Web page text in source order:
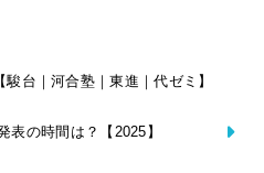
台｜河合塾｜東進｜代ゼミ】
表の時間は？【2025】